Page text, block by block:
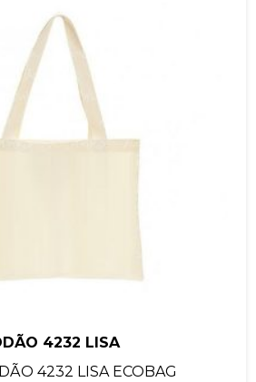
4232 LISA
4232 LISA ECOBAG